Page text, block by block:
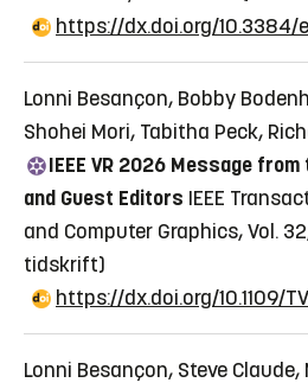
https://dx.doi.org/10.3384/
Lonni Besançon, Bobby
Shohei Mori, Tabitha Peck,
IEEE VR 2026 Message
and Guest Editors IEEE
and Computer Graphics, Vol.
tidskrift)
https://dx.doi.org/10.1109/
Lonni Besançon, Steve Claude,